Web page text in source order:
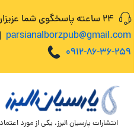
24 ساعته پاسخگوی شما عزیزان هستیم
parsianalborzpub@gmail.com
0912-86-36-259
انتشارات پارسیان البرز، یکی از مورد